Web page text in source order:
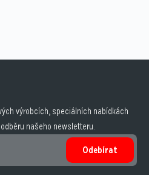
výrobcích, speciálních nabídkách
našeho newsletteru.
Odebírat